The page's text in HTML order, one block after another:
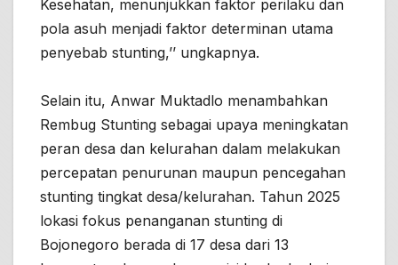
Kesehatan, menunjukkan faktor perilaku dan
pola asuh menjadi faktor determinan utama
penyebab stunting,’’ ungkapnya.
Selain itu, Anwar Muktadlo menambahkan
Rembug Stunting sebagai upaya meningkatan
peran desa dan kelurahan dalam melakukan
percepatan penurunan maupun pencegahan
stunting tingkat desa/kelurahan. Tahun 2025
lokasi fokus penanganan stunting di
Bojonegoro berada di 17 desa dari 13